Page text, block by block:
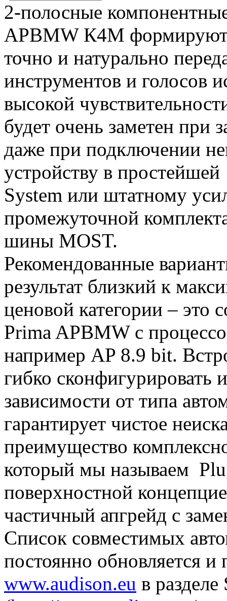
2-полосные
APBMW К4M формируют
точно и натурально
инструментов и голосов
высокой
будет очень заметен при
даже при подключении
устройству в
System или штатному
промежуточной
шины MOST.
Рекомендованные
результат близкий к
ценовой категории – это
Prima APBMW с
например AP 8.9 bit.
гибко сконфигурировать
зависимости от типа
гарантирует чистое
преимущество
который мы называем
поверхностной
частичный апгрейд с
Список совместимых
постоянно обновляется и
www.audison.eu в